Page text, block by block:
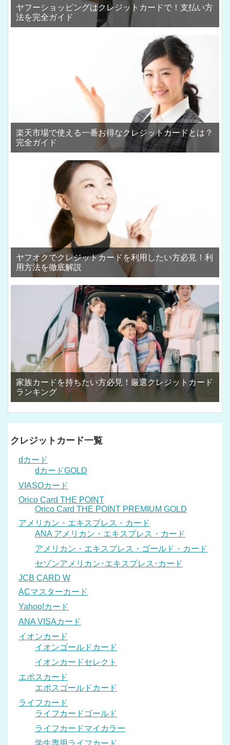
ヤフーショッピングはクレジットカードで！支払い方
法を完全ガイド
楽天市場で使える一番お得なクレジットカードとは？
完全ガイド
ヤフオクでクレジットカードを利用したい方必見！利
用方法を徹底解説
家族カードを持ちたい方必見！厳選クレジットカード
ランキング
クレジットカード一覧
dカード
dカードGOLD
VIASOカード
Orico Card THE POINT
Orico Card THE POINT PREMIUM GOLD
アメリカン・エキスプレス・カード
ANA アメリカン・エキスプレス・カード
アメリカン・エキスプレス・ゴールド・カード
セゾンアメリカン･エキスプレス･カード
JCB CARD W
ACマスターカード
Yahoo!カード
ANA VISAカード
イオンカード
イオンゴールドカード
イオンカードセレクト
エポスカード
エポスゴールドカード
ライフカード
ライフカードゴールド
ライフカードマイカラー